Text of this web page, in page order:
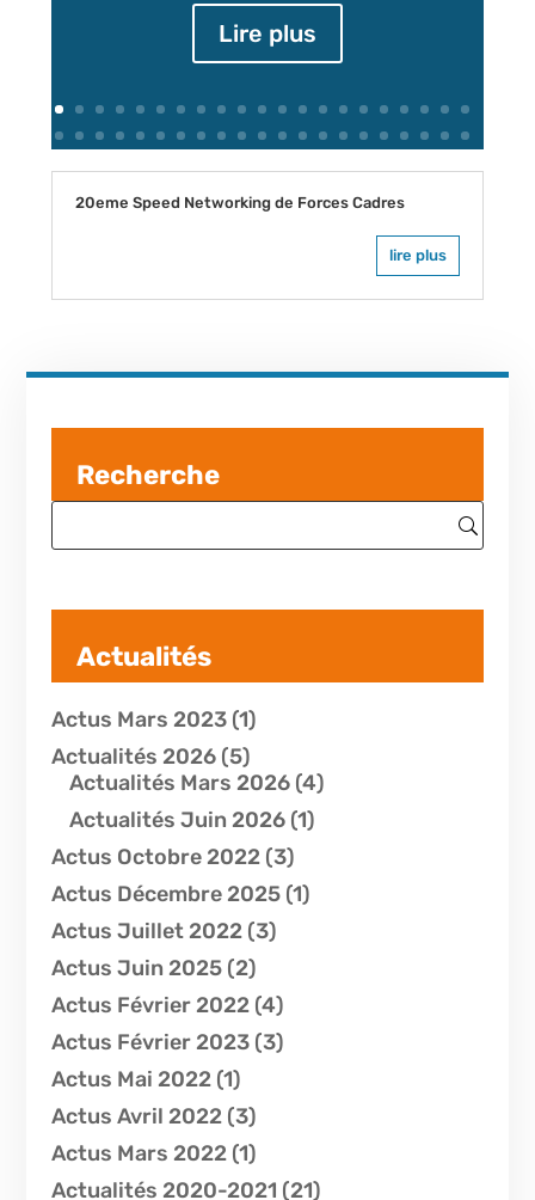
Lire plus
20eme Speed Networking de Forces Cadres
lire plus
Recherche
Actualités
Actus Mars 2023(1)
Actualités 2026(5)
Actualités Mars 2026(4)
Actualités Juin 2026(1)
Actus Octobre 2022(3)
Actus Décembre 2025(1)
Actus Juillet 2022(3)
Actus Juin 2025(2)
Actus Février 2022(4)
Actus Février 2023(3)
Actus Mai 2022(1)
Actus Avril 2022(3)
Actus Mars 2022(1)
Actualités 2020-2021 (21)